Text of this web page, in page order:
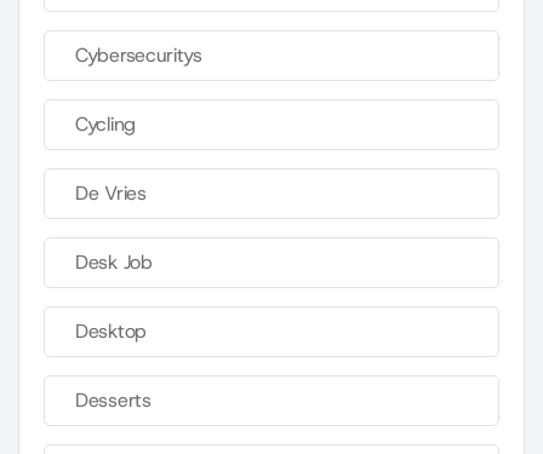
Cybersecuritys
Cycling
De Vries
Desk Job
Desktop
Desserts